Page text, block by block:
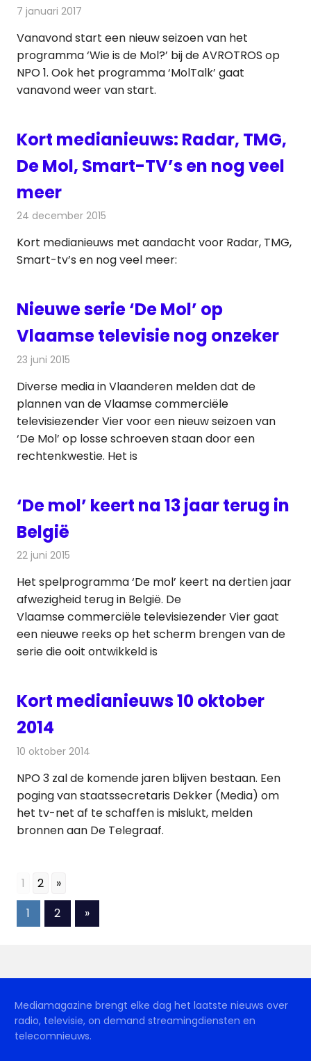
7 januari 2017
Vanavond start een nieuw seizoen van het
programma ‘Wie is de Mol?’ bij de AVROTROS op
NPO 1. Ook het programma ‘MolTalk’ gaat
vanavond weer van start.
Kort medianieuws: Radar, TMG,
De Mol, Smart-TV’s en nog veel
meer
24 december 2015
Kort medianieuws met aandacht voor Radar, TMG,
Smart-tv’s en nog veel meer:
Nieuwe serie ‘De Mol’ op
Vlaamse televisie nog onzeker
23 juni 2015
Diverse media in Vlaanderen melden dat de
plannen van de Vlaamse commerciële
televisiezender Vier voor een nieuw seizoen van
‘De Mol’ op losse schroeven staan door een
rechtenkwestie. Het is
‘De mol’ keert na 13 jaar terug in
België
22 juni 2015
Het spelprogramma ‘De mol’ keert na dertien jaar
afwezigheid terug in België. De
Vlaamse commerciële televisiezender Vier gaat
een nieuwe reeks op het scherm brengen van de
serie die ooit ontwikkeld is
Kort medianieuws 10 oktober
2014
10 oktober 2014
NPO 3 zal de komende jaren blijven bestaan. Een
poging van staatssecretaris Dekker (Media) om
het tv-net af te schaffen is mislukt, melden
bronnen aan De Telegraaf.
1 2 »
Berichten
1 2
Volgende
berichten
»
Mediamagazine brengt elke dag het laatste nieuws over
radio, televisie, on demand streamingdiensten en
telecomnieuws.